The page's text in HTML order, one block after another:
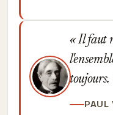
Il faut
toujours.
PAUL